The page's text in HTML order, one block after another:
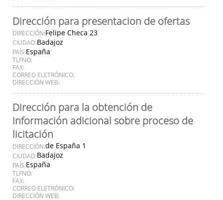
Dirección para presentacion de ofertas
DIRECCIÓN:Felipe Checa 23
CIUDAD:Badajoz
PAÍS:España
TLFNO:
FAX:
CORREO ELETRÓNICO:
DIRECCIÓN WEB:
Dirección para la obtención de
información adicional sobre proceso de
licitación
DIRECCIÓN:de España 1
CIUDAD:Badajoz
PAÍS:España
TLFNO:
FAX:
CORREO ELETRÓNICO:
DIRECCIÓN WEB: